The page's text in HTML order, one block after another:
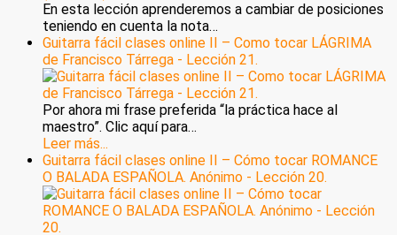
En esta lección aprenderemos a cambiar de posiciones
teniendo en cuenta la nota…
Guitarra fácil clases online II – Como tocar LÁGRIMA
de Francisco Tárrega - Lección 21.
Por ahora mi frase preferida “la práctica hace al
maestro”. Clic aquí para…
Leer más...
Guitarra fácil clases online II – Cómo tocar ROMANCE
O BALADA ESPAÑOLA. Anónimo - Lección 20.